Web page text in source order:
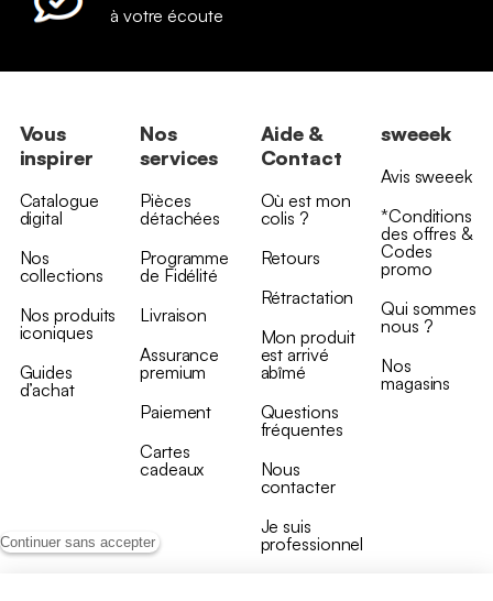
Continuer sans accepter
à votre écoute
Vous
inspirer
Catalogue
digital
Nos
collections
Nos produits
iconiques
Guides
d’achat
Nos
services
Pièces
détachées
Programme
de Fidélité
Livraison
Assurance
premium
Paiement
Cartes
cadeaux
Aide &
Contact
Où est mon
colis ?
Retours
Rétractation
Mon produit
est arrivé
abîmé
Questions
fréquentes
Nous
contacter
Je suis
professionnel
sweeek
Avis sweeek
*Conditions
des offres &
Codes
promo
Qui sommes
nous ?
Nos
magasins